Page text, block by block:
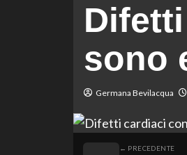
sono
Germana Bevilacqua
← PRECEDENTE